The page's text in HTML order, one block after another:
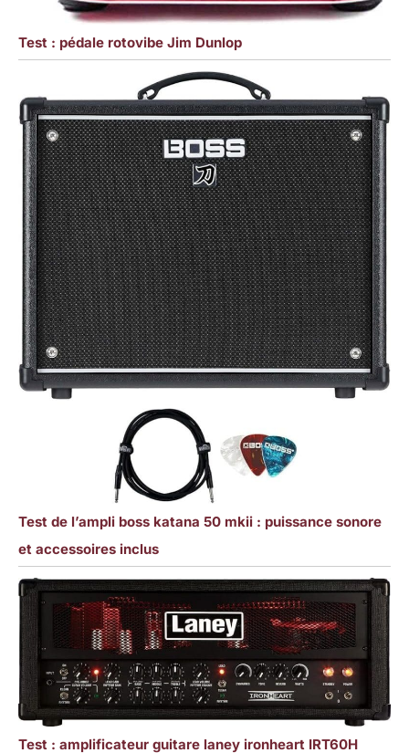
Test : pédale rotovibe Jim Dunlop
Test de l’ampli boss katana 50 mkii : puissance sonore
et accessoires inclus
Test : amplificateur guitare laney ironheart IRT60H